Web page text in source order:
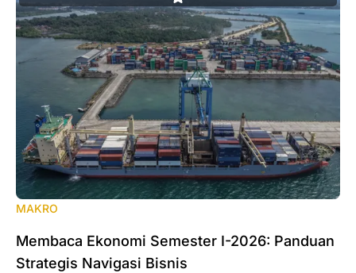
MAKRO
Membaca Ekonomi Semester I-2026: Panduan
Strategis Navigasi Bisnis